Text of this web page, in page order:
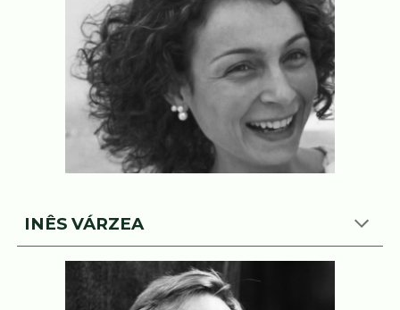
INÊS VÁRZEA